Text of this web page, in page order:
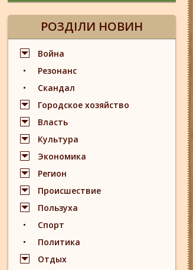
РОЗДІЛИ НОВИН
Война
Резонанс
Скандал
Городское хозяйство
Власть
Культура
Экономика
Регион
Происшествие
Пользуха
Спорт
Политика
Отдых